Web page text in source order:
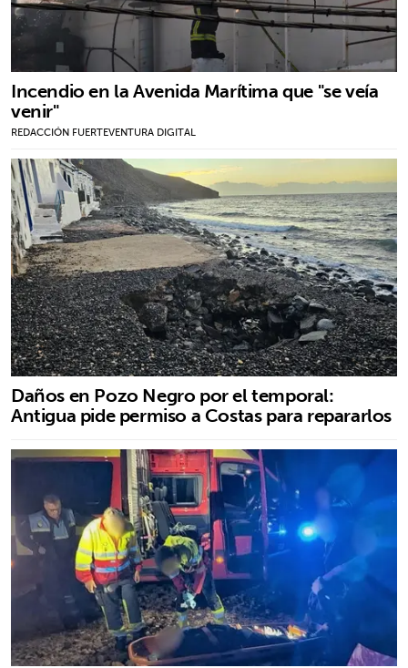
Incendio en la Avenida Marítima que "se veía
venir"
REDACCIÓN FUERTEVENTURA DIGITAL
Daños en Pozo Negro por el temporal:
Antigua pide permiso a Costas para repararlos